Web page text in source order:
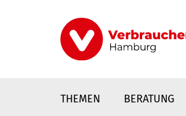
THEMEN BERATUNG